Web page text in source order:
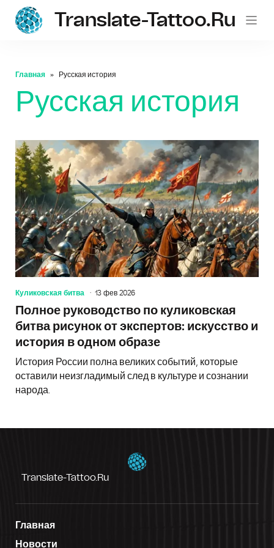
Translate-Tattoo.ru
Главная Русская история
Русская история
Куликовская битва 13 фев 2026
Полное руководство по куликовская
битва рисунок от экспертов: искусство и
история в одном образе
История России полна великих событий, которые
оставили неизгладимый след в культуре и сознании
народа.
Translate-Tattoo.ru
Главная
Новости